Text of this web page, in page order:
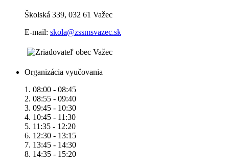
Školská 339, 032 61 Važec
E-mail: skola@zssmsvazec.sk
Organizácia vyučovania
1. 08:00 - 08:45
2. 08:55 - 09:40
3. 09:45 - 10:30
4. 10:45 - 11:30
5. 11:35 - 12:20
6. 12:30 - 13:15
7. 13:45 - 14:30
8. 14:35 - 15:20